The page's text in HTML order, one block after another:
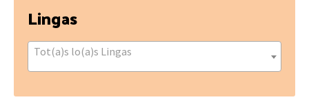
Lingas
Tot(a)s lo(a)s Lingas